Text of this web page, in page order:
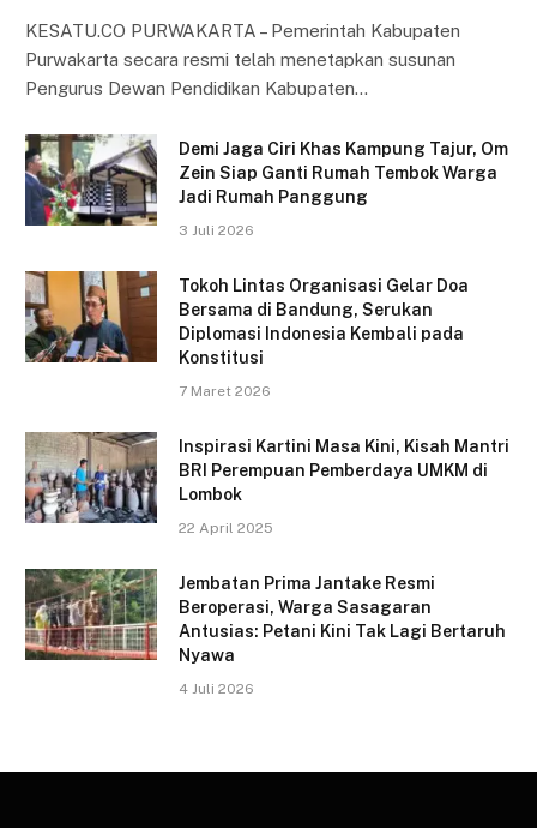
KESATU.CO PURWAKARTA – Pemerintah Kabupaten
Purwakarta secara resmi telah menetapkan susunan
Pengurus Dewan Pendidikan Kabupaten…
Demi Jaga Ciri Khas Kampung Tajur, Om
Zein Siap Ganti Rumah Tembok Warga
Jadi Rumah Panggung
3 Juli 2026
Tokoh Lintas Organisasi Gelar Doa
Bersama di Bandung, Serukan
Diplomasi Indonesia Kembali pada
Konstitusi
7 Maret 2026
Inspirasi Kartini Masa Kini, Kisah Mantri
BRI Perempuan Pemberdaya UMKM di
Lombok
22 April 2025
Jembatan Prima Jantake Resmi
Beroperasi, Warga Sasagaran
Antusias: Petani Kini Tak Lagi Bertaruh
Nyawa
4 Juli 2026